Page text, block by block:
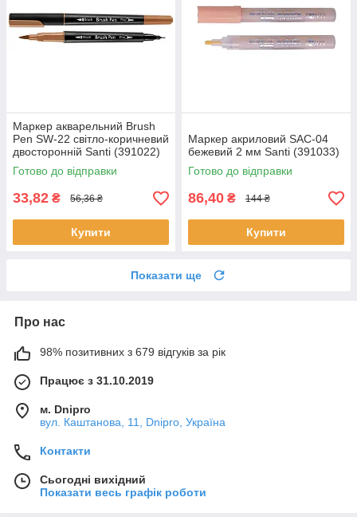
Маркер акварельний Brush
Pen SW-22 світло-коричневий
двосторонній Santi (391022)
Готово до відправки
33,82 ₴ 56,36 ₴
Купити
Маркер акриловий SAC-04
бежевий 2 мм Santi (391033)
Готово до відправки
86,40 ₴ 144 ₴
Купити
Показати ще
Про нас
98% позитивних з 679 відгуків за рік
Працює з 31.10.2019
м. Dnipro
вул. Каштанова, 11, Dnipro, Україна
Контакти
Сьогодні вихідний
Показати весь графік роботи